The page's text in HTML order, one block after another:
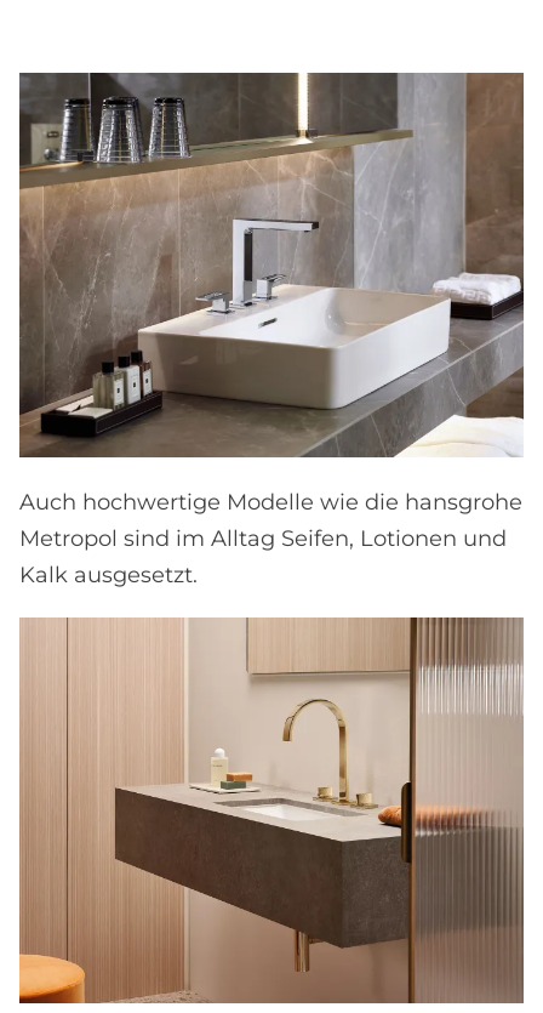
Auch hochwertige Modelle wie die hansgrohe
Metropol sind im Alltag Seifen, Lotionen und
Kalk ausgesetzt.